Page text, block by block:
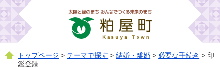
トップページ > テーマで探す >結婚・離婚 > 必要な手続き > 印
鑑登録